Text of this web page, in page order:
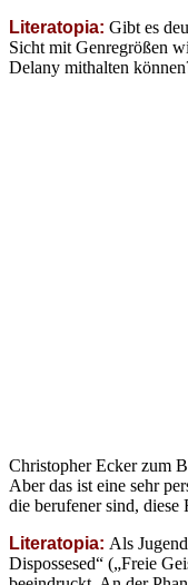
Literatopia: Gibt es
Sicht mit Genregrößen
Delany mithalten
Christopher Ecker zum
Aber das ist eine sehr
die berufener sind, diese
Literatopia: Als
Dispossesed“ („Freie